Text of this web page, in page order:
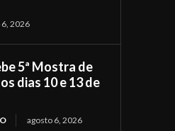
2026
5ª Mostra de
dias 10 e 13 de
agosto 6, 2026